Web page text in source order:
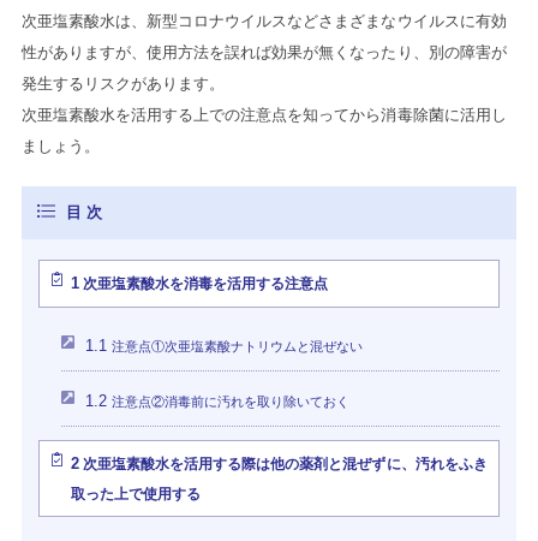
次亜塩素酸水は、新型コロナウイルスなどさまざまなウイルスに有効
性がありますが、使用方法を誤れば効果が無くなったり、別の障害が
発生するリスクがあります。
次亜塩素酸水を活用する上での注意点を知ってから消毒除菌に活用し
ましょう。
1次亜塩素酸水を消毒を活用する注意点
1.1 注意点①次亜塩素酸ナトリウムと混ぜない
1.2 注意点②消毒前に汚れを取り除いておく
2次亜塩素酸水を活用する際は他の薬剤と混ぜずに、汚れをふき
取った上で使用する